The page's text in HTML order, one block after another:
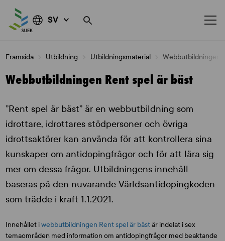
SV
Framsida Utbildning Utbildningsmaterial Webbutbildningen
Webbutbildningen Rent spel är bäst
”Rent spel är bäst” är en webbutbildning som
idrottare, idrottares stödpersoner och övriga
idrottsaktörer kan använda för att kontrollera sina
kunskaper om antidopingfrågor och för att lära sig
mer om dessa frågor. Utbildningens innehåll
baseras på den nuvarande Världsantidopingkoden
som trädde i kraft 1.1.2021.
Innehållet iwebbutbildningen Rent spel är bästär indelat i sex
temaområden med information om antidopingfrågor med beaktande